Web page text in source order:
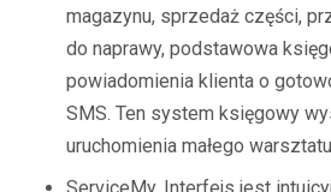
magazynu, sprzedaż części,
do naprawy, podstawowa
powiadomienia klienta o
SMS. Ten system księgowy
uruchomienia małego